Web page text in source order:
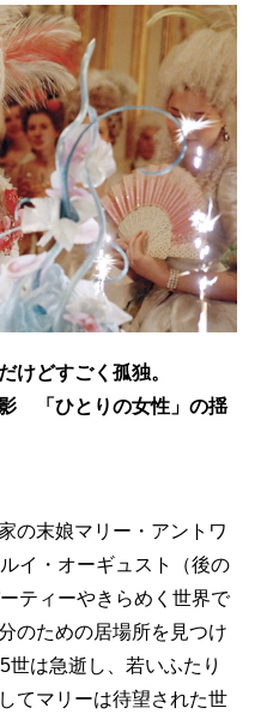
けどすごく孤独。
「ひとりの女性」の揺
の末娘マリー・アントワ
イ・オーギュスト（後の
ティーやきらめく世界で
のための居場所を見つけ
世は急逝し、若いふたり
てマリーは待望された世